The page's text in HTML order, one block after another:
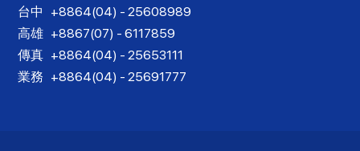
台中 +8864(04) - 25608989
高雄 +8867(07) - 6117859
傳真 +8864(04) - 25653111
業務 +8864(04) - 25691777